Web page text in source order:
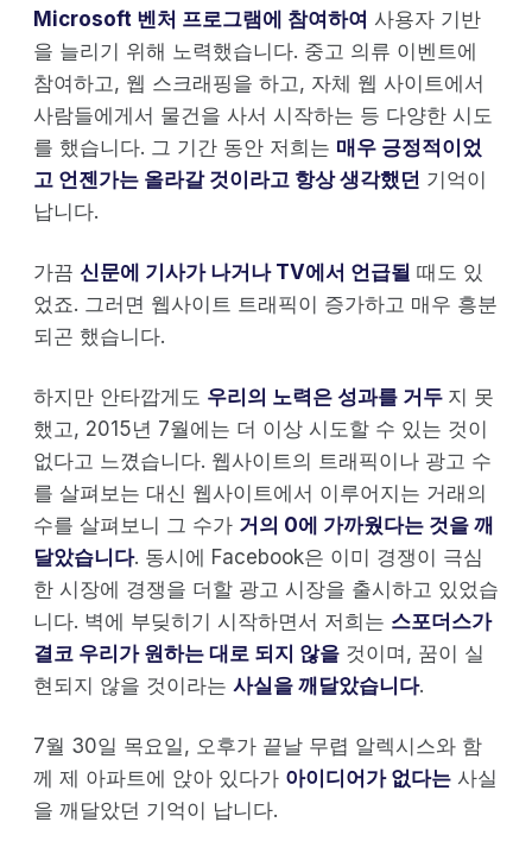
Microsoft 벤처 프로그램에 참여하여 사용자 기반
을 늘리기 위해 노력했습니다. 중고 의류 이벤트에
참여하고, 웹 스크래핑을 하고, 자체 웹 사이트에서
사람들에게서 물건을 사서 시작하는 등 다양한 시도
를 했습니다. 그 기간 동안 저희는 매우 긍정적이었
고 언젠가는 올라갈 것이라고 항상 생각했던 기억이
납니다.
가끔 신문에 기사가 나거나 TV에서 언급될 때도 있
었죠. 그러면 웹사이트 트래픽이 증가하고 매우 흥분
되곤 했습니다.
하지만 안타깝게도 우리의 노력은 성과를 거두 지 못
했고, 2015년 7월에는 더 이상 시도할 수 있는 것이
없다고 느꼈습니다. 웹사이트의 트래픽이나 광고 수
를 살펴보는 대신 웹사이트에서 이루어지는 거래의
수를 살펴보니 그 수가 거의 0에 가까웠다는 것을 깨
달았습니다. 동시에 Facebook은 이미 경쟁이 극심
한 시장에 경쟁을 더할 광고 시장을 출시하고 있었습
니다. 벽에 부딪히기 시작하면서 저희는 스포더스가
결코 우리가 원하는 대로 되지 않을 것이며, 꿈이 실
현되지 않을 것이라는 사실을 깨달았습니다.
7월 30일 목요일, 오후가 끝날 무렵 알렉시스와 함
께 제 아파트에 앉아 있다가 아이디어가 없다는 사실
을 깨달았던 기억이 납니다.